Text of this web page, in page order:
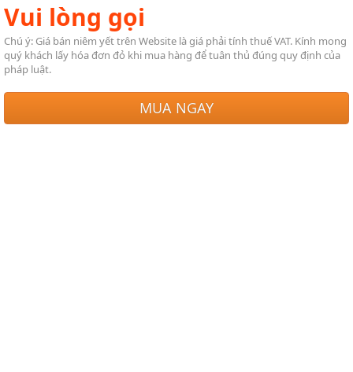
Vui lòng gọi
Chú ý: Giá bán niêm yết trên Website là giá phải tính thuế VAT. Kính mong
quý khách lấy hóa đơn đỏ khi mua hàng để tuân thủ đúng quy định của
pháp luật.
MUA NGAY